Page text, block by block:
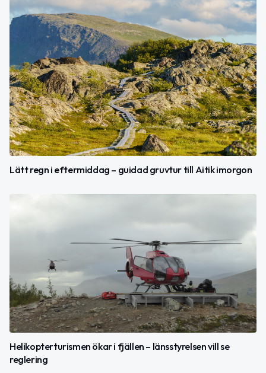
Lätt regn i eftermiddag – guidad gruvtur till Aitik imorgon
Helikopterturismen ökar i fjällen – länsstyrelsen vill se
reglering